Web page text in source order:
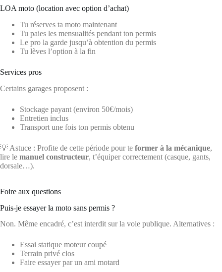
LOA moto (location avec option d’achat)
Tu réserves ta moto maintenant
Tu paies les mensualités pendant ton permis
Le pro la garde jusqu’à obtention du permis
Tu lèves l’option à la fin
Services pros
Certains garages proposent :
Stockage payant (environ 50€/mois)
Entretien inclus
Transport une fois ton permis obtenu
💡 Astuce : Profite de cette période pour te former à la mécanique,
lire le manuel constructeur, t’équiper correctement (casque, gants,
dorsale…).
Foire aux questions
Puis-je essayer la moto sans permis ?
Non. Même encadré, c’est interdit sur la voie publique. Alternatives :
Essai statique moteur coupé
Terrain privé clos
Faire essayer par un ami motard